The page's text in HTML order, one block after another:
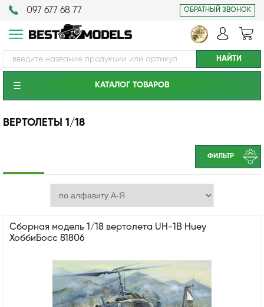
097 677 68 77 ОБРАТНЫЙ ЗВОНОК
КАТАЛОГ ТОВАРОВ
ВЕРТОЛЕТЫ 1/18
ФИЛЬТР
Сборная модель 1/18 вертолета UH-1B Huey
ХоббиБосс 81806